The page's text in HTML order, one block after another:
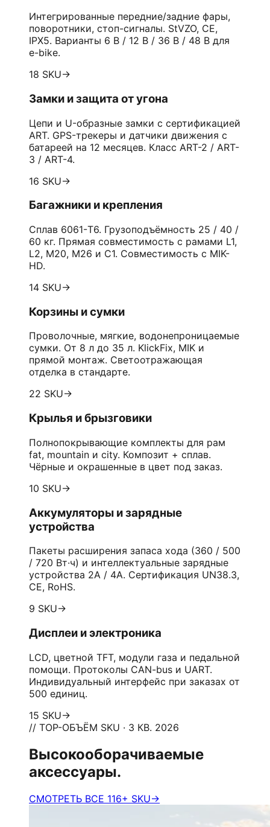
Интегрированные передние/задние фары,
поворотники, стоп-сигналы. StVZO, CE,
IPX5. Варианты 6 В / 12 В / 36 В / 48 В для
e-bike.
18 SKU→
Замки и защита от угона
Цепи и U-образные замки с сертификацией
ART. GPS-трекеры и датчики движения с
батареей на 12 месяцев. Класс ART-2 / ART-
3 / ART-4.
16 SKU→
Багажники и крепления
Сплав 6061-T6. Грузоподъёмность 25 / 40 /
60 кг. Прямая совместимость с рамами L1,
L2, M20, M26 и C1. Совместимость с MIK-
HD.
14 SKU→
Корзины и сумки
Проволочные, мягкие, водонепроницаемые
сумки. От 8 л до 35 л. KlickFix, MIK и
прямой монтаж. Светоотражающая
отделка в стандарте.
22 SKU→
Крылья и брызговики
Полнопокрывающие комплекты для рам
fat, mountain и city. Композит + сплав.
Чёрные и окрашенные в цвет под заказ.
10 SKU→
Аккумуляторы и зарядные
устройства
Пакеты расширения запаса хода (360 / 500
/ 720 Вт·ч) и интеллектуальные зарядные
устройства 2A / 4A. Сертификация UN38.3,
CE, RoHS.
9 SKU→
Дисплеи и электроника
LCD, цветной TFT, модули газа и педальной
помощи. Протоколы CAN-bus и UART.
Индивидуальный интерфейс при заказах от
500 единиц.
15 SKU→
// TOP-ОБЪЁМ SKU · 3 КВ. 2026
Высокооборачиваемые
аксессуары.
СМОТРЕТЬ ВСЕ 116+ SKU→